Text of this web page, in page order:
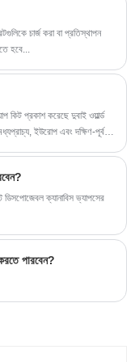
চার্জ করা বা প্রতিস্থাপন
হবে...
প্রকাশ করেছে দুবাই ওয়ার্ল্ড
ইউরোপ এবং দক্ষিণ-পূর্ব
ডিসপোজেবল ক্যানাবিস ভ্যাপসের
পারবেন?